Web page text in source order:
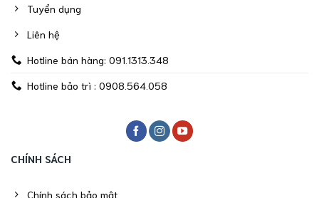
Tuyển dụng
Liên hệ
Hotline bán hàng: 091.1313.348
Hotline bảo trì : 0908.564.058
CHÍNH SÁCH
Chính sách bảo mật